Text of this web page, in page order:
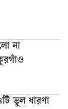
না
ভুল ধারণা